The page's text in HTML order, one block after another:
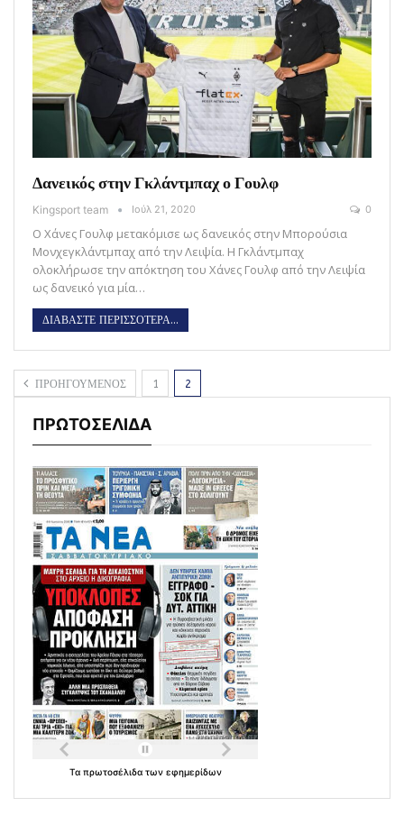
Δανεικός στην Γκλάντμπαχ ο Γουλφ
Kingsport team Ιούλ 21, 2020 0
Ο Χάνες Γουλφ μετακόμισε ως δανεικός στην Μπορούσια
Μονχεγκλάντμπαχ από την Λειψία. Η Γκλάντμπαχ
ολοκλήρωσε την απόκτηση του Χάνες Γουλφ από την Λειψία
ως δανεικό για μία…
ΔΙΑΒΑΣΤΕ ΠΕΡΙΣΣΟΤΕΡΑ...
ΠΡΟΗΓΟΥΜΕΝΟΣ 1 2
ΠΡΩΤΟΣΕΛΙΔΑ
Τα πρωτοσέλιδα των εφημερίδων